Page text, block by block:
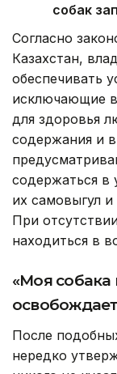
собак
Согласно
Казахстан,
обеспечивать
исключающие
для здоровья
содержания и
содержаться в
их самовыгул
При
находиться в
«Моя собака
После
нередко